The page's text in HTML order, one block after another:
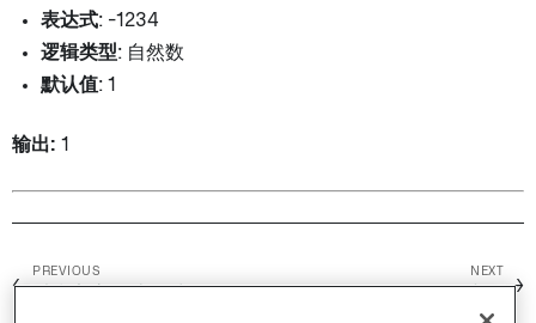
表达式: -1234
逻辑类型: 自然数
默认值: 1
输出: 1
←
PREVIOUS NEXT
→